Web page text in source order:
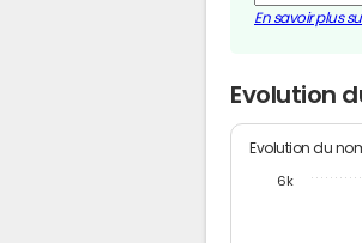
En savoir plus
Evolution
Evolution du
6k